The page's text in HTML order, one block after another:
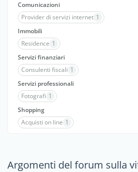
Comunicazioni
Provider di servizi internet 1
Immobili
Residence 1
Servizi finanziari
Consulenti fiscali 1
Servizi professionali
Fotografi 1
Shopping
Acquisti on line 1
Argomenti del forum sulla